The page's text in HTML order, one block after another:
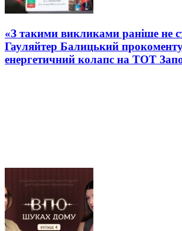
«З такими викликами раніше не
Гауляйтер Балицький
енергетичний колапс на ТОТ